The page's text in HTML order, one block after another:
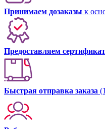
Принимаем дозаказы к
Предоставляем
Быстрая отправка заказа